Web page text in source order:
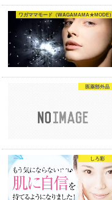
ワガママモード（WAGAMAMA★MODE）
医薬部外品
しろ彩